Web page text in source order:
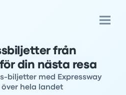
från
din nästa resa
biljetter med Expressway
hela landet